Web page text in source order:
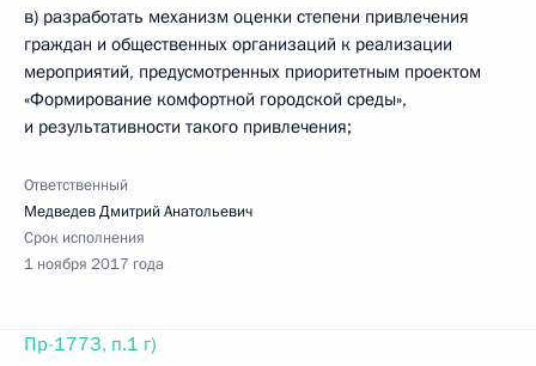
в) разработать механизм оценки степени привлечения
граждан и общественных организаций к реализации
мероприятий, предусмотренных приоритетным проектом
«Формирование комфортной городской среды»,
и результативности такого привлечения;
Ответственный
Медведев Дмитрий Анатольевич
Срок исполнения
1 ноября 2017 года
Пр-1773, п.1 г)